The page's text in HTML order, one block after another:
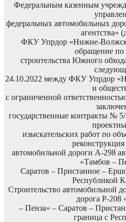
Федеральным казенным
федеральных автомобильных
агентства»
ФКУ Упрдор «Нижне-
обращение по
строительства Южного
24.10.2022 между ФКУ Упрдор
и
с ограниченной
государственные контракты №
изыскательских работ по
реконструкция
автомобильной дороги А-298
«Тамбов –
Саратов – Пристанное –
Республикой
Строительство автомобильной
дорога Р-208
– Пенза» – Саратов –
граница с